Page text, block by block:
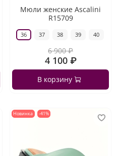
Мюли женские Ascalini
R15709
36 37 38 39 40
6 900 ₽
4 100 ₽
В корзину
Новинка -41%